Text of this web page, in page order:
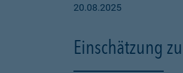
20.08.2025
Einschätzung